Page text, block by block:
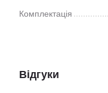
Комплектація
Відгуки